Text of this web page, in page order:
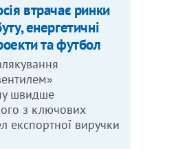
втрачає ринки
енергетичні
та футбол
швидше
з ключових
експортної виручки